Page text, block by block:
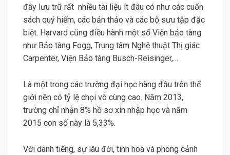
đây lưu trữ rất nhiều tài liệu ít đâu có như các cuốn
sách quý hiếm, các bản thảo và các bộ sưu tập đặc
biệt. Harvard cũng điều hành một số Viện bảo tàng
như Bảo tàng Fogg, Trung tâm Nghệ thuật Thị giác
Carpenter, Viện Bảo tàng Busch-Reisinger,…
Là một trong các trường đại học hàng đầu trên thế
giới nên có tỷ lệ chọi vô cùng cao. Năm 2013,
trường chỉ nhận 8% hồ sơ xin nhập học và năm
2015 con số này là 5,33%.
Với danh tiếng, sự lâu đời, tinh hoa và phong cảnh